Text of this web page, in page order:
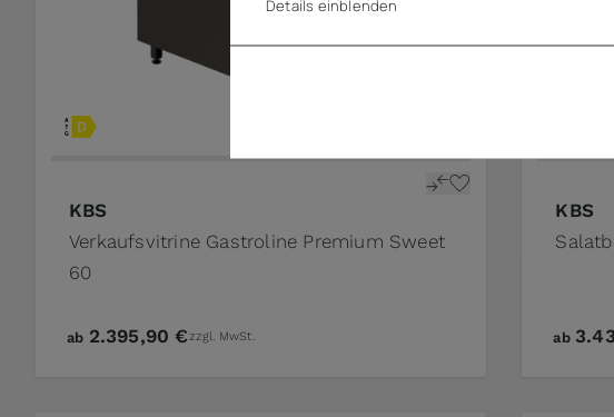
KBS
Verkaufsvitrine Gastroline Premium Sweet
60
ab 2.395,90 €zzgl. MwSt.
KBS
ab
Details einblenden